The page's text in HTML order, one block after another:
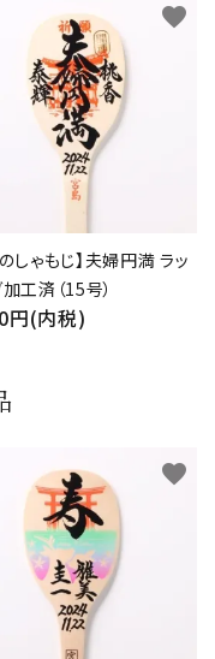
しゃもじ】夫婦円満 ラッ
工済（15号）
円(内税)
favorite
favorite